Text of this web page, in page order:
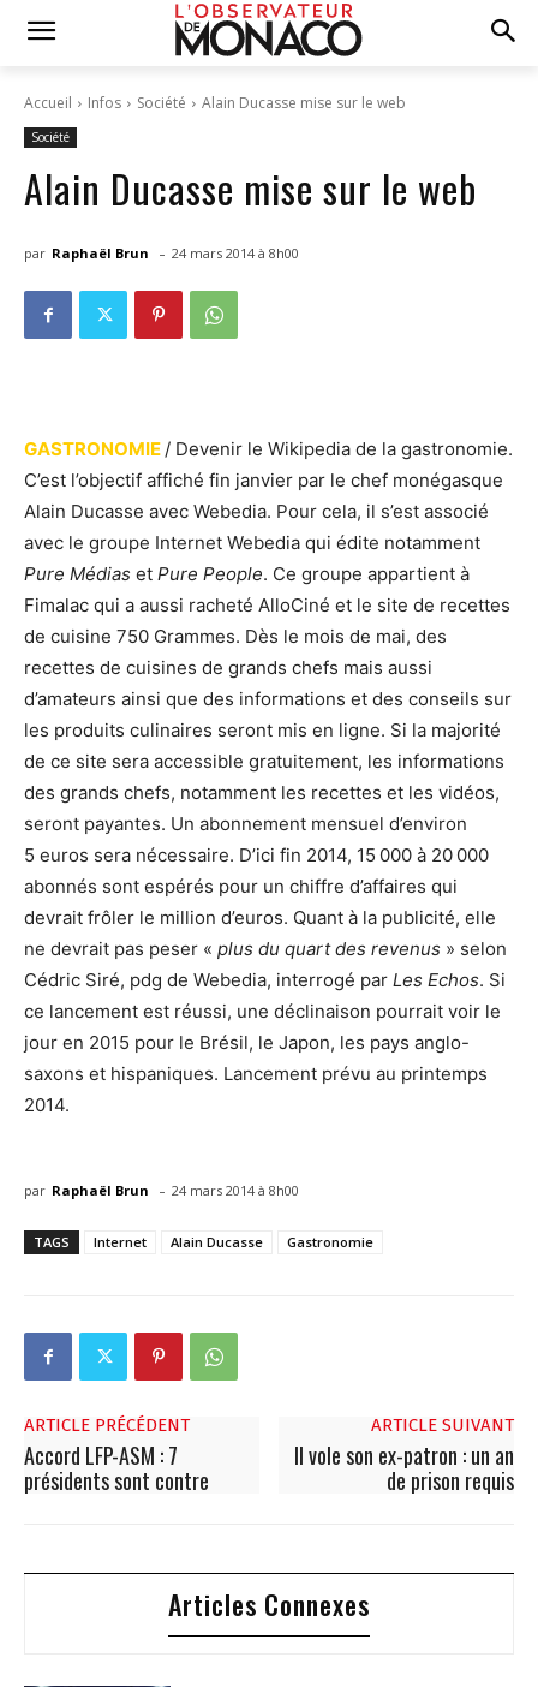
Accueil Infos Société Alain Ducasse mise sur le web
Société
Alain Ducasse mise sur le web
par Raphaël Brun - 24 mars 2014 à 8h00
GASTRONOMIE / Devenir le Wikipedia de la gastronomie.
C’est l’objectif affiché fin janvier par le chef monégasque
Alain Ducasse avec Webedia. Pour cela, il s’est associé
avec le groupe Internet Webedia qui édite notamment
Pure Médias et Pure People. Ce groupe appartient à
Fimalac qui a aussi racheté AlloCiné et le site de recettes
de cuisine 750 Grammes. Dès le mois de mai, des
recettes de cuisines de grands chefs mais aussi
d’amateurs ainsi que des informations et des conseils sur
les produits culinaires seront mis en ligne. Si la majorité
de ce site sera accessible gratuitement, les informations
des grands chefs, notamment les recettes et les vidéos,
seront payantes. Un abonnement mensuel d’environ
5 euros sera nécessaire. D’ici fin 2014, 15 000 à 20 000
abonnés sont espérés pour un chiffre d’affaires qui
devrait frôler le million d’euros. Quant à la publicité, elle
ne devrait pas peser « plus du quart des revenus » selon
Cédric Siré, pdg de Webedia, interrogé par Les Echos. Si
ce lancement est réussi, une déclinaison pourrait voir le
jour en 2015 pour le Brésil, le Japon, les pays anglo-
saxons et hispaniques. Lancement prévu au printemps
2014.
par Raphaël Brun - 24 mars 2014 à 8h00
TAGS Internet Alain Ducasse Gastronomie
ARTICLE PRÉCÉDENT
Accord LFP-ASM : 7
présidents sont contre
ARTICLE SUIVANT
Il vole son ex-patron : un an
de prison requis
Articles Connexes